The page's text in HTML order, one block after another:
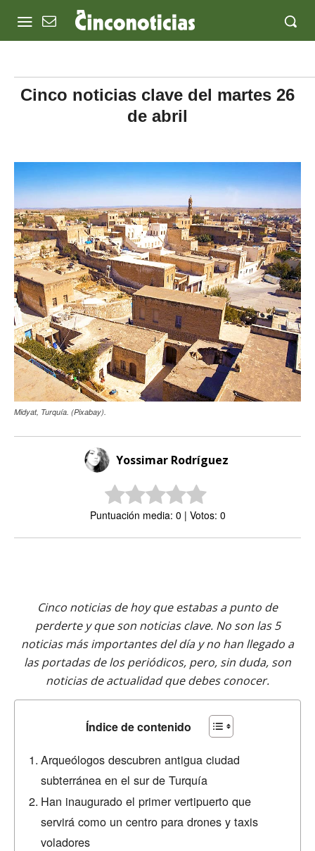
Cinco noticias clave del martes 26
de abril
Midyat, Turquía. (Pixabay).
Yossimar Rodríguez
Puntuación media: 0 | Votos: 0
Cinco noticias de hoy que estabas a punto de
perderte y que son noticias clave. No son las 5
noticias más importantes del día y no han llegado a
las portadas de los periódicos, pero, sin duda, son
noticias de actualidad que debes conocer.
Índice de contenido
Arqueólogos descubren antigua ciudad
subterránea en el sur de Turquía
Han inaugurado el primer vertipuerto que
servirá como un centro para drones y taxis
voladores